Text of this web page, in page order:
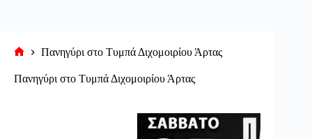
σελίδα
Πανηγύρι στο Τυμπά Διχομοιρίου Άρτας
Πανηγύρι στο Τυμπά Διχομοιρίου Άρτας